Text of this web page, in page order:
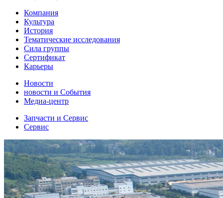
Компания
Культура
История
Тематические исследования
Сила группы
Сертификат
Карьеры
Новости
новости и События
Медиа-центр
Запчасти и Сервис
Сервис